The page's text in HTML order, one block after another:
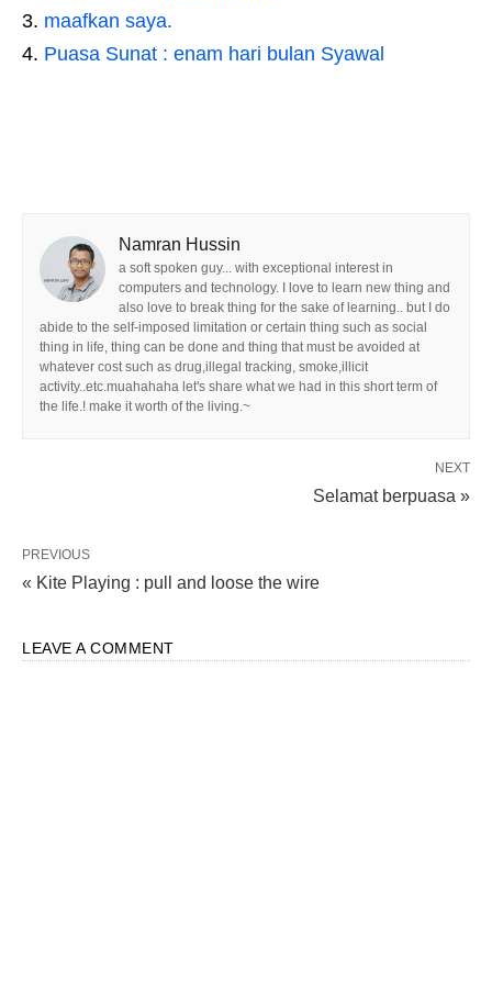
maafkan saya.
Puasa Sunat : enam hari bulan Syawal
Namran Hussin
a soft spoken guy... with exceptional interest in
computers and technology. I love to learn new thing and
also love to break thing for the sake of learning.. but I do
abide to the self-imposed limitation or certain thing such as social
thing in life, thing can be done and thing that must be avoided at
whatever cost such as drug,illegal tracking, smoke,illicit
activity..etc.muahahaha let's share what we had in this short term of
the life.! make it worth of the living.~
NEXT
Selamat berpuasa »
PREVIOUS
« Kite Playing : pull and loose the wire
LEAVE A COMMENT